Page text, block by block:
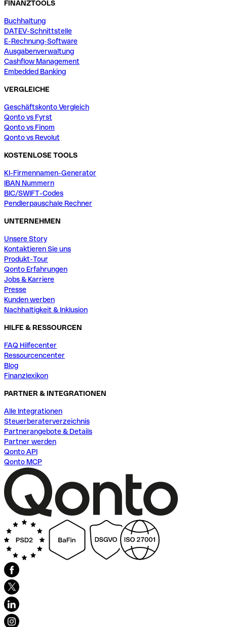
FINANZTOOLS
Buchhaltung
DATEV-Schnittstelle
E-Rechnung-Software
Ausgabenverwaltung
Cashflow Management
Embedded Banking
VERGLEICHE
Geschäftskonto Vergleich
Qonto vs Fyrst
Qonto vs Finom
Qonto vs Revolut
KOSTENLOSE TOOLS
KI-Firmennamen-Generator
IBAN Nummern
BIC/SWIFT-Codes
Pendlerpauschale Rechner
UNTERNEHMEN
Unsere Story
Kontaktieren Sie uns
Produkt-Tour
Qonto Erfahrungen
Jobs & Karriere
Presse
Kunden werben
Nachhaltigkeit & Inklusion
HILFE & RESSOURCEN
FAQ Hilfecenter
Ressourcencenter
Blog
Finanzlexikon
PARTNER & INTEGRATIONEN
Alle Integrationen
Steuerberaterverzeichnis
Partnerangebote & Details
Partner werden
Qonto API
Qonto MCP